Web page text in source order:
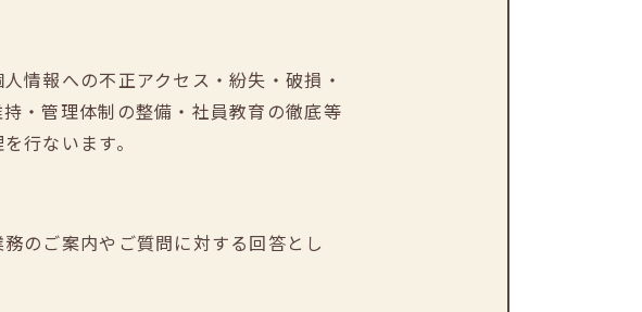
情報への不正アクセス・紛失・破損・
・管理体制の整備・社員教育の徹底等
行ないます。
のご案内やご質問に対する回答とし